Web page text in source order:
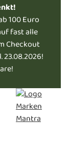
100 Euro
fast alle
Checkout